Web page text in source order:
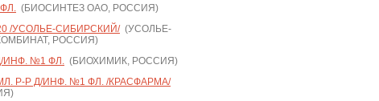
(БИОСИНТЕЗ ОАО, РОССИЯ)
/УСОЛЬЕ-СИБИРСКИЙ/(УСОЛЬЕ-
РОССИЯ)
ИНФ. №1 ФЛ. (БИОХИМИК, РОССИЯ)
Р-Р Д/ИНФ. №1 ФЛ. /КРАСФАРМА/